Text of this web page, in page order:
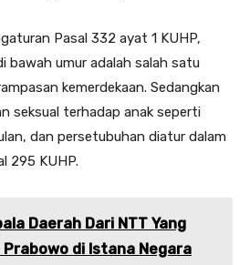
Pasal 332 ayat 1 KUHP,
bawah umur adalah salah satu
kemerdekaan. Sedangkan
seksual terhadap anak seperti
dan persetubuhan diatur dalam
295 KUHP.
Daerah Dari NTT Yang
di Istana Negara